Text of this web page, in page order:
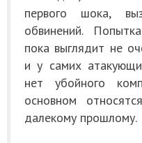
первого шока,
обвинений.
пока выглядит не
и у самих
нет убойного
основном
далекому прошлому.